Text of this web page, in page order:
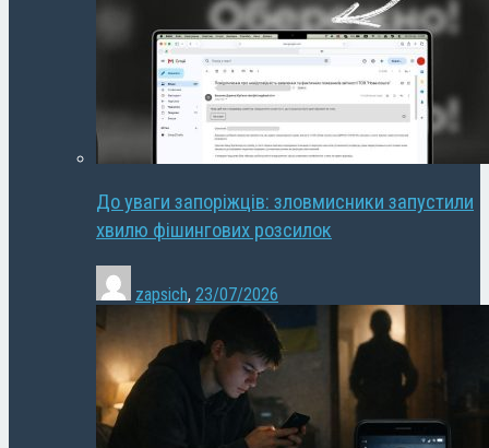
До уваги запоріжців: зловмисники запустили
хвилю фішингових розсилок
zapsich, 23/07/2026